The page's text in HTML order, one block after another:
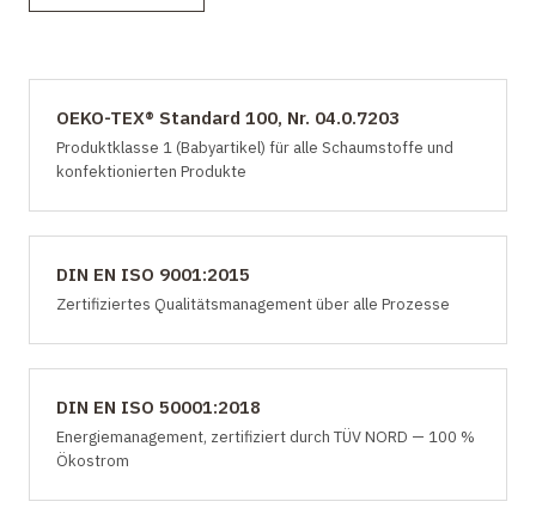
OEKO-TEX® Standard 100, Nr. 04.0.7203
Produktklasse 1 (Babyartikel) für alle Schaumstoffe und
konfektionierten Produkte
DIN EN ISO 9001:2015
Zertifiziertes Qualitätsmanagement über alle Prozesse
DIN EN ISO 50001:2018
Energiemanagement, zertifiziert durch TÜV NORD — 100 %
Ökostrom